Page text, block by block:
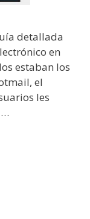
detallada
en
estaban los
el
les
…